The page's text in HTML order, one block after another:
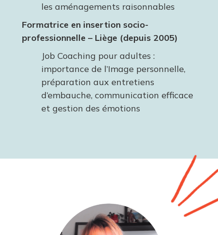
les aménagements raisonnables
Formatrice en insertion socio-
professionnelle – Liège (depuis 2005)
Job Coaching pour adultes :
importance de l’Image personnelle,
préparation aux entretiens
d’embauche, communication efficace
et gestion des émotions